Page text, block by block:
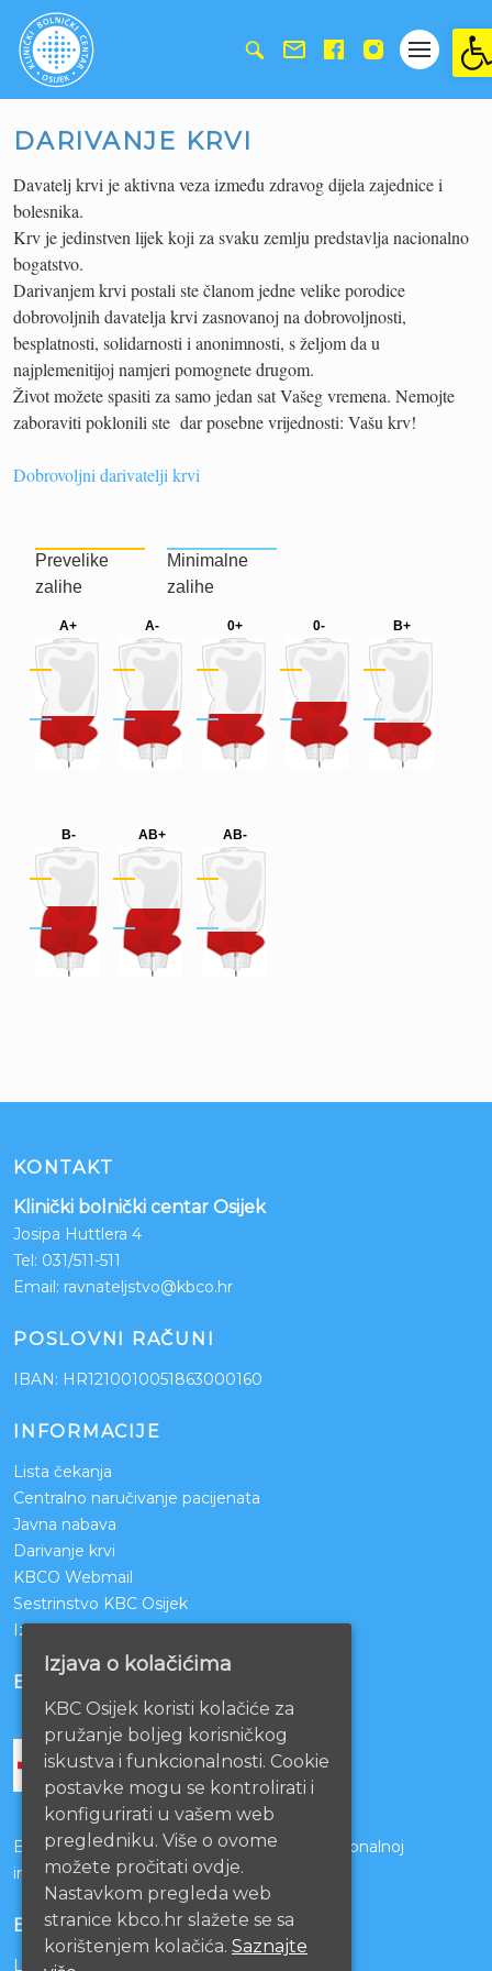
DARIVANJE KRVI
Davatelj krvi je aktivna veza između zdravog dijela zajednice i
bolesnika.
Krv je jedinstven lijek koji za svaku zemlju predstavlja nacionalno
bogatstvo.
Darivanjem krvi postali ste članom jedne velike porodice
dobrovoljnih davatelja krvi zasnovanoj na dobrovoljnosti,
besplatnosti, solidarnosti i anonimnosti, s željom da u
najplemenitijoj namjeri pomognete drugom.
Život možete spasiti za samo jedan sat Vašeg vremena. Nemojte
zaboraviti poklonili ste dar posebne vrijednosti: Vašu krv!
Dobrovoljni darivatelji krvi
Prevelike
zalihe
Minimalne
zalihe
A+ A- 0+ 0- B+
B- AB+ AB-
KONTAKT
Klinički bolnički centar Osijek
Josipa Huttlera 4
Tel: 031/511-511
Email: ravnateljstvo@kbco.hr
POSLOVNI RAČUNI
IBAN: HR1210010051863000160
INFORMACIJE
Lista čekanja
Centralno naručivanje pacijenata
Javna nabava
Darivanje krvi
KBCO Webmail
Sestrinstvo KBC Osijek
Izjava o pristupačnosti mrežnih stranica
BOLNICE PARTNERI
Bolnice s kojima je potpisan ugovor o funkcionalnoj
integraciji
EU PROJEKTI
Lista projekata
Izjava o kolačićima
KBC Osijek koristi kolačiće za
pružanje boljeg korisničkog
iskustva i funkcionalnosti. Cookie
postavke mogu se kontrolirati i
konfigurirati u vašem web
pregledniku. Više o ovome
možete pročitati ovdje.
Nastavkom pregleda web
stranice kbco.hr slažete se sa
korištenjem kolačića. Saznajte